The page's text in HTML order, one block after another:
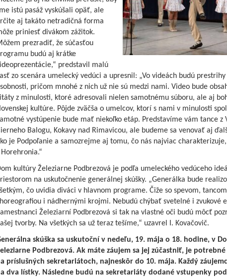
istú pasáž vyskúšali opäť, ale
aj takáto netradičná forma
priniesť divákom zážitok.
prezradiť, že súčasťou
budú aj krátke
predstavil malú
zo scenára umelecký vedúci a upresnil: „Vo videách budú
pričom mnohé z nich už nie sú medzi nami. Video bude
z minulosti, ktoré adresovali nielen samotnému súboru, ale aj
kultúre. Pôjde zväčša o umelcov, ktorí s nami v minulosti
vystúpenie bude mať niekoľko etáp. Predstavíme vám tance z
Balogu, Kokavy nad Rimavicou, ale budeme sa venovať aj
je Podpoľanie a samozrejme aj tomu, čo nás najviac
Horehronia.“
kultúry Železiarne Podbrezová je podľa umeleckého vedúceho
na uskutočnenie generálnej skúšky. „Generálka bude
čo uvidia diváci v hlavnom programe. Čiže so spevom,
i nádhernými krojmi. Nebudú chýbať svetelné i zvukové
Železiarní Podbrezová si tak na vlastné oči budú môcť
tvorby. Na všetkých sa už teraz tešíme,“ uzavrel I. Kovačovič.
skúška sa uskutoční v nedeľu, 19. mája o 18. hodine, v
Podbrezová. Ak máte záujem sa jej zúčastniť, je
príslušných sekretariátoch, najneskôr do 10. mája. Každý
dva lístky. Následne budú na sekretariáty dodané vstupenky